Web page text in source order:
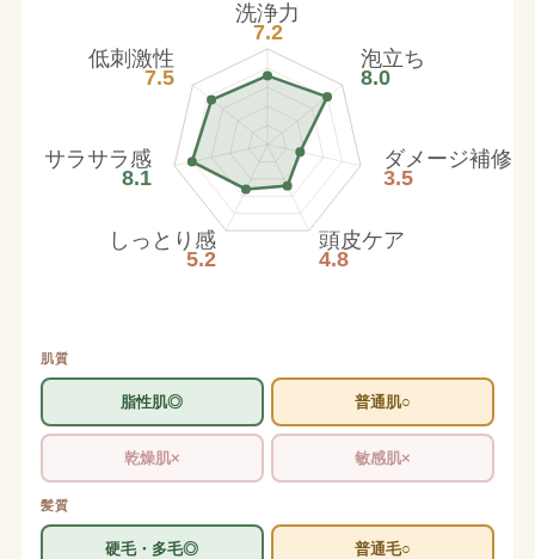
洗浄力
7.2
泡立ち
8.0
ダメージ補修
3.5
頭皮ケア
4.8
しっとり感
5.2
サラサラ感
8.1
低刺激性
7.5
肌質
脂性肌◎ 普通肌○
乾燥肌× 敏感肌×
髪質
硬毛・多毛◎ 普通毛○